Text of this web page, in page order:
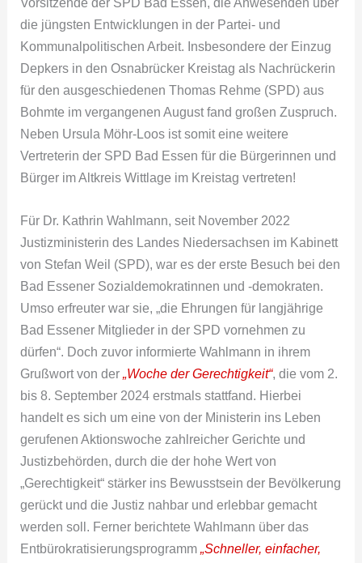
die jüngsten Entwicklungen in der Partei- und
Kommunalpolitischen Arbeit. Insbesondere der Einzug
Depkers in den Osnabrücker Kreistag als Nachrückerin
für den ausgeschiedenen Thomas Rehme (SPD) aus
Bohmte im vergangenen August fand großen Zuspruch.
Neben Ursula Möhr-Loos ist somit eine weitere
Vertreterin der SPD Bad Essen für die Bürgerinnen und
Bürger im Altkreis Wittlage im Kreistag vertreten!
Für Dr. Kathrin Wahlmann, seit November 2022
Justizministerin des Landes Niedersachsen im Kabinett
von Stefan Weil (SPD), war es der erste Besuch bei den
Bad Essener Sozialdemokratinnen und -demokraten.
Umso erfreuter war sie, „die Ehrungen für langjährige
Bad Essener Mitglieder in der SPD vornehmen zu
dürfen“. Doch zuvor informierte Wahlmann in ihrem
Grußwort von der„Woche der Gerechtigkeit“, die vom 2.
bis 8. September 2024 erstmals stattfand. Hierbei
handelt es sich um eine von der Ministerin ins Leben
gerufenen Aktionswoche zahlreicher Gerichte und
Justizbehörden, durch die der hohe Wert von
„Gerechtigkeit“ stärker ins Bewusstsein der Bevölkerung
gerückt und die Justiz nahbar und erlebbar gemacht
werden soll. Ferner berichtete Wahlmann über das
Entbürokratisierungsprogramm„Schneller, einfacher,